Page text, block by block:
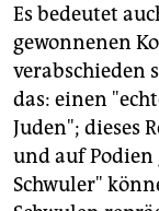
Es bedeutet
gewonnenen
verabschieden
das: einen
Juden"; dieses
und auf
Schwuler"